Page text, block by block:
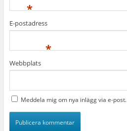
*
E-postadress
*
Webbplats
Meddela mig om nya inlägg via e-post.